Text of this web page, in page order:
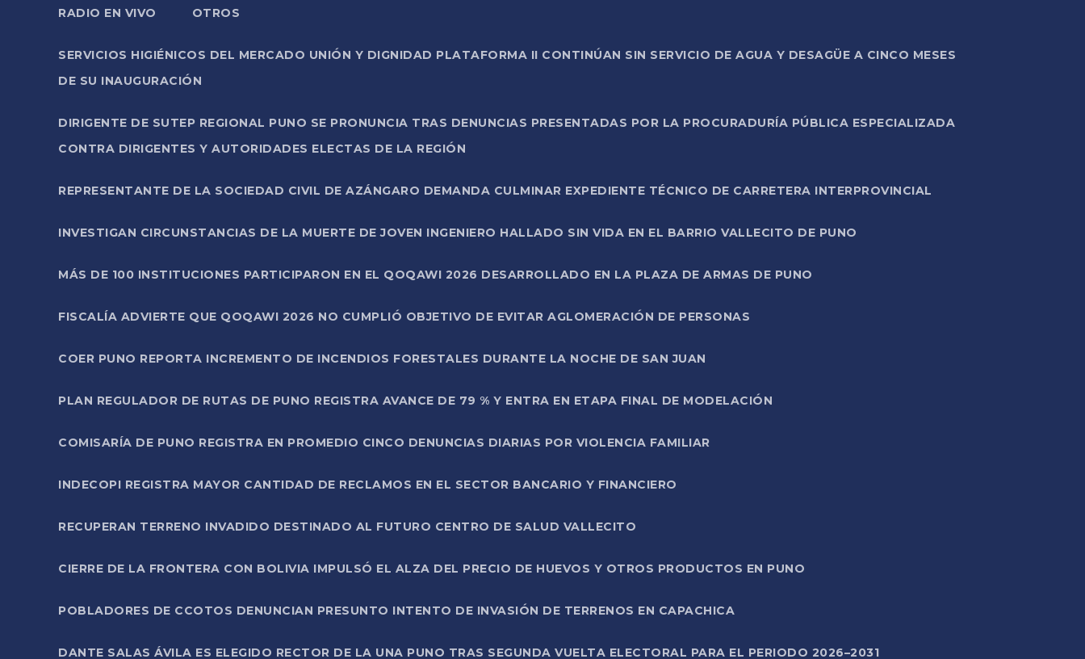
RADIO EN VIVO OTROS
SERVICIOS HIGIÉNICOS DEL MERCADO UNIÓN Y DIGNIDAD PLATAFORMA II CONTINÚAN SIN SERVICIO DE AGUA Y DESAGÜE A CINCO MESES
DE SU INAUGURACIÓN
DIRIGENTE DE SUTEP REGIONAL PUNO SE PRONUNCIA TRAS DENUNCIAS PRESENTADAS POR LA PROCURADURÍA PÚBLICA ESPECIALIZADA
CONTRA DIRIGENTES Y AUTORIDADES ELECTAS DE LA REGIÓN
REPRESENTANTE DE LA SOCIEDAD CIVIL DE AZÁNGARO DEMANDA CULMINAR EXPEDIENTE TÉCNICO DE CARRETERA INTERPROVINCIAL
INVESTIGAN CIRCUNSTANCIAS DE LA MUERTE DE JOVEN INGENIERO HALLADO SIN VIDA EN EL BARRIO VALLECITO DE PUNO
MÁS DE 100 INSTITUCIONES PARTICIPARON EN EL QOQAWI 2026 DESARROLLADO EN LA PLAZA DE ARMAS DE PUNO
FISCALÍA ADVIERTE QUE QOQAWI 2026 NO CUMPLIÓ OBJETIVO DE EVITAR AGLOMERACIÓN DE PERSONAS
COER PUNO REPORTA INCREMENTO DE INCENDIOS FORESTALES DURANTE LA NOCHE DE SAN JUAN
PLAN REGULADOR DE RUTAS DE PUNO REGISTRA AVANCE DE 79 % Y ENTRA EN ETAPA FINAL DE MODELACIÓN
COMISARÍA DE PUNO REGISTRA EN PROMEDIO CINCO DENUNCIAS DIARIAS POR VIOLENCIA FAMILIAR
INDECOPI REGISTRA MAYOR CANTIDAD DE RECLAMOS EN EL SECTOR BANCARIO Y FINANCIERO
RECUPERAN TERRENO INVADIDO DESTINADO AL FUTURO CENTRO DE SALUD VALLECITO
CIERRE DE LA FRONTERA CON BOLIVIA IMPULSÓ EL ALZA DEL PRECIO DE HUEVOS Y OTROS PRODUCTOS EN PUNO
POBLADORES DE CCOTOS DENUNCIAN PRESUNTO INTENTO DE INVASIÓN DE TERRENOS EN CAPACHICA
DANTE SALAS ÁVILA ES ELEGIDO RECTOR DE LA UNA PUNO TRAS SEGUNDA VUELTA ELECTORAL PARA EL PERIODO 2026–2031